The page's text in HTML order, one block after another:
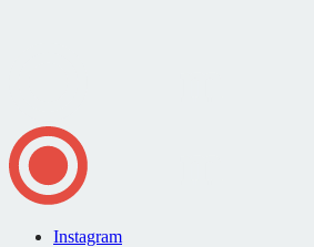
Instagram